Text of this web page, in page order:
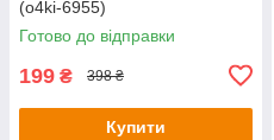
(o4ki-6955)
Готово до відправки
199 ₴ 398 ₴
Купити